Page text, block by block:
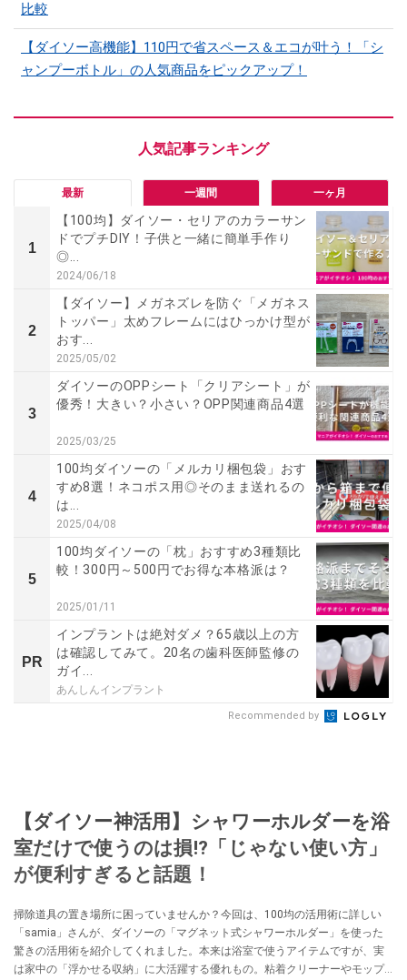
比較
【ダイソー高機能】110円で省スペース＆エコが叶う！「シ
ャンプーボトル」の人気商品をピックアップ！
最新 一週間 一ヶ月
1
【100均】ダイソー・セリアのカラーサン
ドでプチDIY！子供と一緒に簡単手作り
◎...
2024/06/18
2
【ダイソー】メガネズレを防ぐ「メガネス
トッパー」太めフレームにはひっかけ型が
おす...
2025/05/02
3
ダイソーのOPPシート「クリアシート」が
優秀！大きい？小さい？OPP関連商品4選
2025/03/25
4
100均ダイソーの「メルカリ梱包袋」おす
すめ8選！ネコポス用◎そのまま送れるの
は...
2025/04/08
5
100均ダイソーの「枕」おすすめ3種類比
較！300円～500円でお得な本格派は？
2025/01/11
PR
インプラントは絶対ダメ？65歳以上の方
は確認してみて。20名の歯科医師監修の
ガイ...
あんしんインプラント
Recommended by
【ダイソー神活用】シャワーホルダーを浴
室だけで使うのは損!?「じゃない使い方」
が便利すぎると話題！
掃除道具の置き場所に困っていませんか？今回は、100均の活用術に詳しい
「samia」さんが、ダイソーの「マグネット式シャワーホルダー」を使った
驚きの活用術を紹介してくれました。本来は浴室で使うアイテムですが、実
は家中の「浮かせる収納」に大活躍する優れもの。粘着クリーナーやモップ